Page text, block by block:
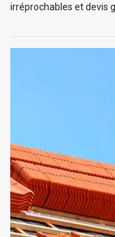
irréprochables et devis